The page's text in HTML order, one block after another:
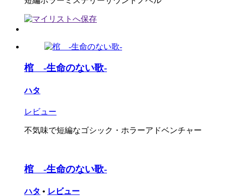
棺 -生命のない歌-
ハタ
レビュー
不気味で短編なゴシック・ホラーアドベンチャー
棺 -生命のない歌-
ハタ • レビュー